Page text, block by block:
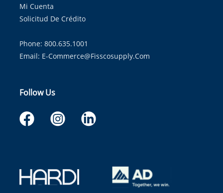
Mi Cuenta
Solicitud De Crédito
Phone: 800.635.1001
Email: E-Commerce@fisscosupply.com
Follow Us